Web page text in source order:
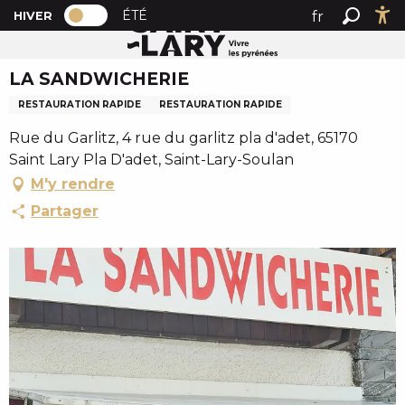
A
l
e
r
u
c
o
n
e
u
p
r
n
PAGE D’ACCUEIL ACTUELLE HIVER : PASSER EN MODE
HIVER PAGE D’ACCUEIL ACTUELLE HIVER :
ÉTÉ
fr
Accueil LA SANDWICHERIE
LA SANDWICHERIE
RESTAURATION RAPIDE RESTAURATION RAPIDE
Rue du Garlitz, 4 rue du garlitz pla d'adet, 65170
Saint Lary Pla D'adet, Saint-Lary-Soulan
M'y rendre
Partager